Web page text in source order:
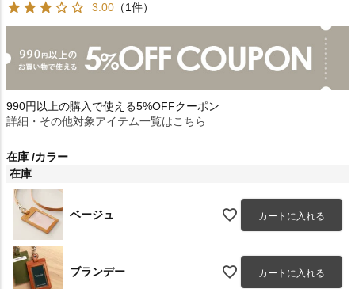
3.00 （1件）
990円以上の購入で使える5%OFFクーポン
詳細・その他対象アイテム一覧はこちら
在庫 カラー
在庫
ベージュ カートに入れる
ブランデー カートに入れる